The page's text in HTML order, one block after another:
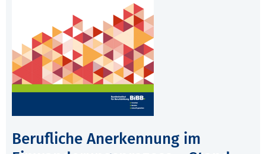
Berufliche Anerkennung im